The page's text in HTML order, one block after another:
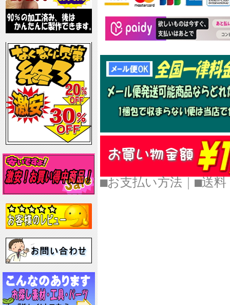
■お支払い方法 ■